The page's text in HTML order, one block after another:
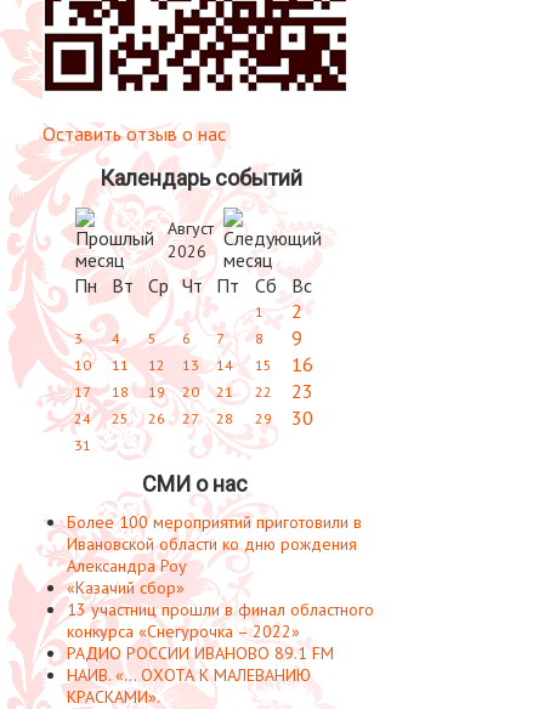
Оставить отзыв о нас
Календарь событий
Август
2026
Пн Вт Ср Чт Пт Сб Вс
1 2
3 4 5 6 7 8 9
10 11 12 13 14 15 16
17 18 19 20 21 22 23
24 25 26 27 28 29 30
31
СМИ о нас
Более 100 мероприятий приготовили в
Ивановской области ко дню рождения
Александра Роу
«Казачий сбор»
13 участниц прошли в финал областного
конкурса «Снегурочка – 2022»
РАДИО РОССИИ ИВАНОВО 89.1 FM
НАИВ. «... ОХОТА К МАЛЕВАНИЮ
КРАСКАМИ».